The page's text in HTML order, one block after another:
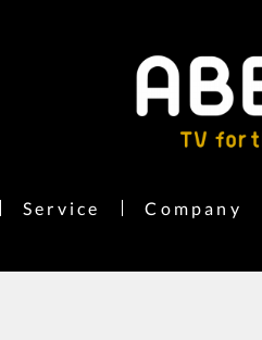
Service Company